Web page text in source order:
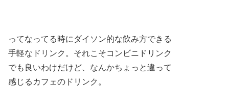
ってなってる時にダイソン的な飲み方できる
手軽なドリンク。それこそコンビニドリンク
でも良いわけだけど、なんかちょっと違って
感じるカフェのドリンク。